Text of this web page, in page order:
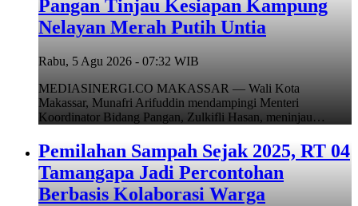
Pangan Tinjau Kesiapan Kampung
Nelayan Merah Putih Untia
Rabu, 5 Agu 2026 - 07:32 WIB
MEDIASINERGI.CO MAKASSAR — Wali Kota
Makassar, Munafri Arifuddin mendampingi Menteri
Koordinator Bidang Pangan, Zulkifli Hasan, meninjau…
Pemilahan Sampah Sejak 2025, RT 04
Tamangapa Jadi Percontohan
Berbasis Kolaborasi Warga